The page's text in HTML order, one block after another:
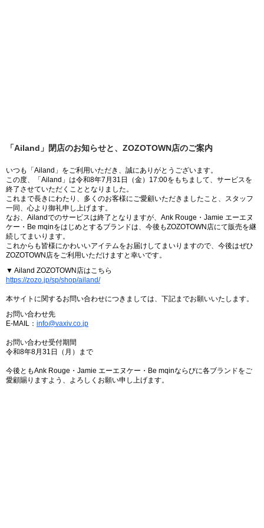
「Ailand」閉店のお知らせと、ZOZOTOWN店のご案内
いつも「Ailand」をご利用いただき、誠にありがとうございます。
この度、「Ailand」は令和8年7月31日（金）17:00をもちまして、サービスを
終了させていただくこととなりました。
これまで長きにわたり、多くのお客様にご愛顧いただきましたこと、スタッフ
一同、心より御礼申し上げます。
なお、Ailandでのサービスは終了となりますが、Ank Rouge・Jamie エーエヌ
ケー・Be mqinをはじめとするブランドは、今後もZOZOTOWN店にて販売を継
続してまいります。
これからも皆様にかわいいアイテムをお届けしてまいりますので、今後はぜひ
ZOZOTOWN店をご利用いただけますと幸いです。
▼ Ailand ZOZOTOWN店はこちら
https://zozo.jp/sp/shop/ailand/
本サイトに関するお問い合わせにつきましては、下記までお願いいたします。
お問い合わせ先
E-MAIL： info@vaxiv.co.jp
お問い合わせ受付期間
令和8年8月31日（月）まで
今後ともAnk Rouge・Jamie エーエヌケー・Be mqinならびに各ブランドをご
愛顧賜りますよう、よろしくお願い申し上げます。